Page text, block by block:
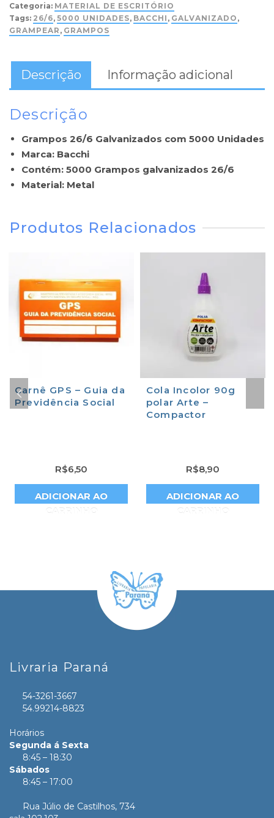
Categoria: MATERIAL DE ESCRITÓRIO
Tags: 26/6, 5000 UNIDADES, BACCHI , GALVANIZADO ,
GRAMPEAR , GRAMPOS
Descrição Informação adicional
Descrição
Grampos 26/6 Galvanizados com 5000 Unidades
Marca: Bacchi
Contém: 5000 Grampos galvanizados 26/6
Material: Metal
Produtos Relacionados
Carnê GPS – Guia da
Previdência Social
R$6,50
ADICIONAR AO
CARRINHO
Cola Incolor 90g
polar Arte –
Compactor
R$8,90
ADICIONAR AO
CARRINHO
Livraria Paraná
54-3261-3667
54.99214-8823
Horários
Segunda á Sexta
8:45 – 18:30
Sábados
8:45 – 17:00
Rua Júlio de Castilhos, 734